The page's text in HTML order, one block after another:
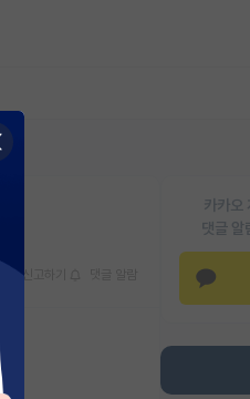
카카오
댓글 알
신고하기